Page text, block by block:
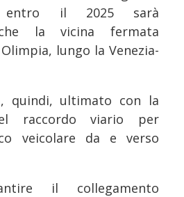
entro il 2025 sarà
la vicina fermata
lungo la Venezia-
quindi, ultimato con la
raccordo viario per
veicolare da e verso
il collegamento